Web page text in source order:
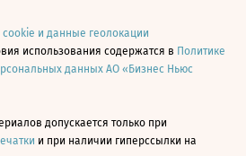
cookie и данные геолокации
использования содержатся в Политике
данных АО «Бизнес Ньюс
допускается только при
и при наличии гиперссылки на